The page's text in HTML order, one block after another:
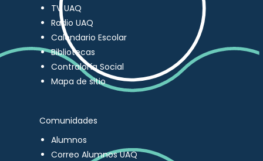
TV UAQ
Radio UAQ
Calendario Escolar
Bibliotecas
Contraloría Social
Mapa de sitio
Comunidades
Alumnos
Correo Alumnos UAQ